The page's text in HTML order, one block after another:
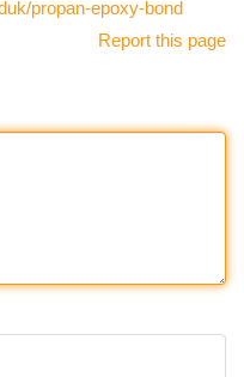
propan-epoxy-bond
Report this page